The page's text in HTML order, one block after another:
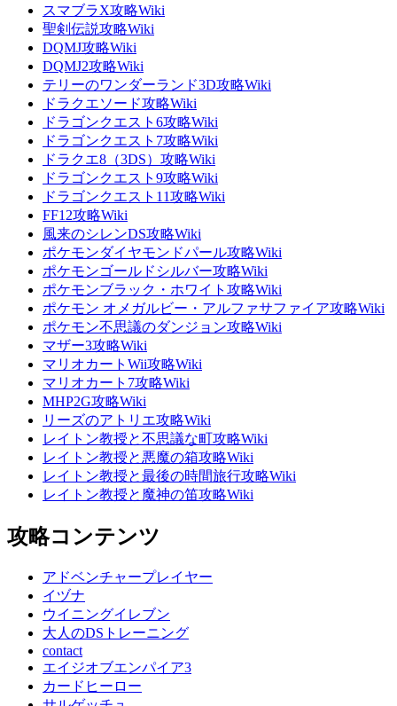
スマブラX攻略Wiki
聖剣伝説攻略Wiki
DQMJ攻略Wiki
DQMJ2攻略Wiki
テリーのワンダーランド3D攻略Wiki
ドラクエソード攻略Wiki
ドラゴンクエスト6攻略Wiki
ドラゴンクエスト7攻略Wiki
ドラクエ8（3DS）攻略Wiki
ドラゴンクエスト9攻略Wiki
ドラゴンクエスト11攻略Wiki
FF12攻略Wiki
風来のシレンDS攻略Wiki
ポケモンダイヤモンドパール攻略Wiki
ポケモンゴールドシルバー攻略Wiki
ポケモンブラック・ホワイト攻略Wiki
ポケモン オメガルビー・アルファサファイア攻略Wiki
ポケモン不思議のダンジョン攻略Wiki
マザー3攻略Wiki
マリオカートWii攻略Wiki
マリオカート7攻略Wiki
MHP2G攻略Wiki
リーズのアトリエ攻略Wiki
レイトン教授と不思議な町攻略Wiki
レイトン教授と悪魔の箱攻略Wiki
レイトン教授と最後の時間旅行攻略Wiki
レイトン教授と魔神の笛攻略Wiki
攻略コンテンツ
アドベンチャープレイヤー
イヅナ
ウイニングイレブン
大人のDSトレーニング
contact
エイジオブエンパイア3
カードヒーロー